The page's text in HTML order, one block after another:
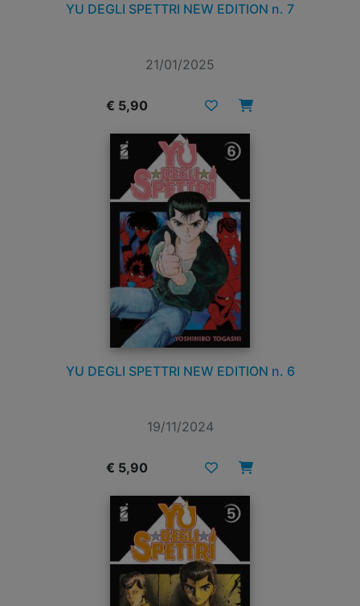
YU DEGLI SPETTRI NEW EDITION n. 7
21/01/2025
€ 5,90
YU DEGLI SPETTRI NEW EDITION n. 6
19/11/2024
€ 5,90